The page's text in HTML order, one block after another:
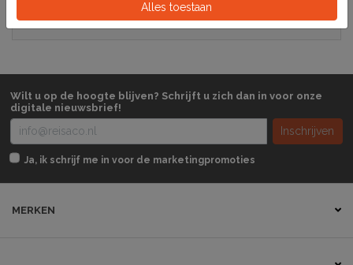
Wilt u op de hoogte blijven? Schrijft u zich dan in voor onze
digitale nieuwsbrief!
Inschrijven
Ja, ik schrijf me in voor de marketingpromoties
MERKEN
Alles toestaan